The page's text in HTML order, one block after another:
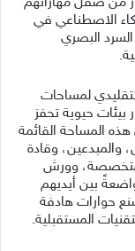
الاصطناعي في
البصري
لمساحات
بيئات حيوية تحفز
هذه المساحة القائمة
والمبدعين، وقادة
المتخصصة، وورش
بين أيديهم
حوارات هادفة
المستقبلية.